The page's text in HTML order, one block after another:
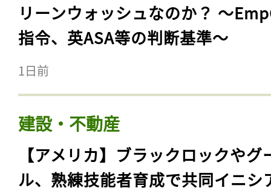
リーンウォッシュなのか？ 〜
指令、英ASA等の判断基準〜
1日前
建設・不動産
【アメリカ】ブラックロックやグ
ル、熟練技能者育成で共同イニシ